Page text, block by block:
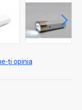
ţi opinia